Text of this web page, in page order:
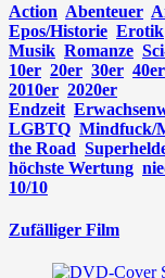
Action Abenteuer
Epos/Historie Erotik
Musik Romanze
10er 20er 30er 40er
2010er 2020er
Endzeit
LGBTQ Mindfuck/
the Road
höchste Wertung
10/10
Zufälliger Film